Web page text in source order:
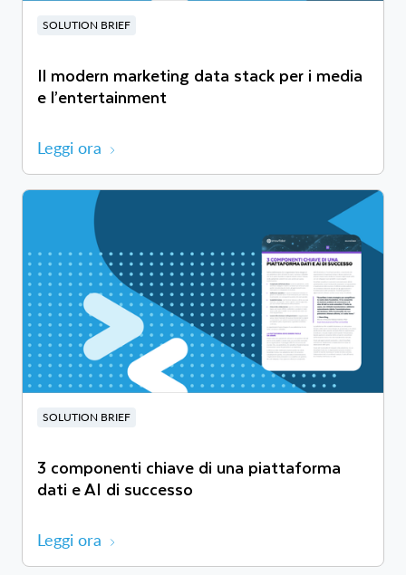
SOLUTION BRIEF
Il modern marketing data stack per i media
e l’entertainment
Leggi ora
SOLUTION BRIEF
3 componenti chiave di una piattaforma
dati e AI di successo
Leggi ora